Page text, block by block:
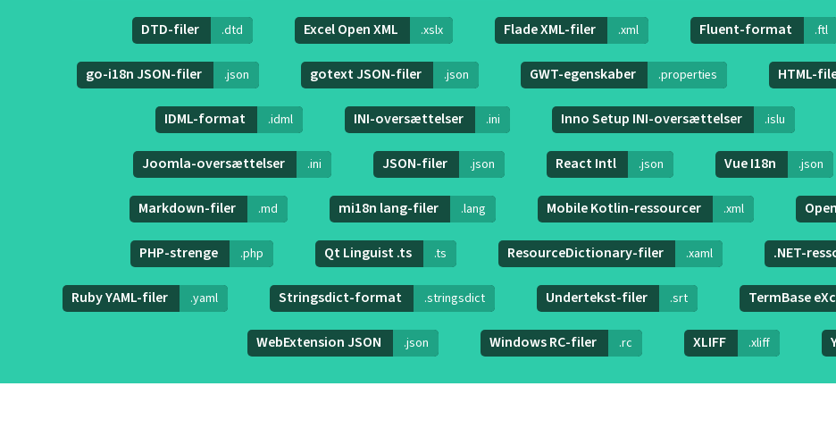
DTD-filer .dtd Excel Open XML .xslx Flade XML-filer .xml Fluent-format .ftl
go-i18n JSON-filer .json gotext JSON-filer .json GWT-egenskaber .properties HTML-
IDML-format .idml INI-oversættelser .ini Inno Setup INI-oversættelser .islu
Joomla-oversættelser .ini JSON-filer .json React Intl .json Vue I18n .json
Markdown-filer .md mi18n lang-filer .lang Mobile Kotlin-ressourcer .xml
PHP-strenge .php Qt Linguist .ts .ts ResourceDictionary-filer .xaml .NET-
Ruby YAML-filer .yaml Stringsdict-format .stringsdict Undertekst-filer .srt TermBase
WebExtension JSON .json Windows RC-filer .rc XLIFF .xliff